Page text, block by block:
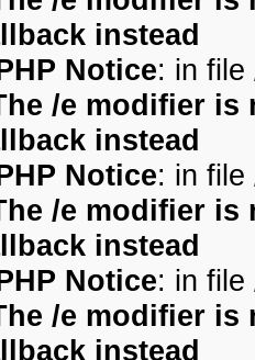
instead
Notice: in file
/e modifier
instead
Notice: in file
/e modifier
instead
Notice: in file
/e modifier
instead